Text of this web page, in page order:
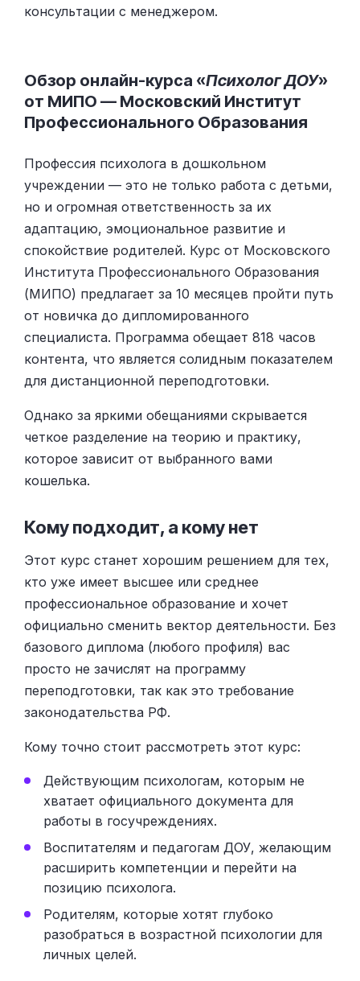
консультации с менеджером.
Обзор онлайн-курса «Психолог ДОУ»
от МИПО — Московский Институт
Профессионального Образования
Профессия психолога в дошкольном
учреждении — это не только работа с детьми,
но и огромная ответственность за их
адаптацию, эмоциональное развитие и
спокойствие родителей. Курс от Московского
Института Профессионального Образования
(МИПО) предлагает за 10 месяцев пройти путь
от новичка до дипломированного
специалиста. Программа обещает 818 часов
контента, что является солидным показателем
для дистанционной переподготовки.
Однако за яркими обещаниями скрывается
четкое разделение на теорию и практику,
которое зависит от выбранного вами
кошелька.
Кому подходит, а кому нет
Этот курс станет хорошим решением для тех,
кто уже имеет высшее или среднее
профессиональное образование и хочет
официально сменить вектор деятельности. Без
базового диплома (любого профиля) вас
просто не зачислят на программу
переподготовки, так как это требование
законодательства РФ.
Кому точно стоит рассмотреть этот курс:
Действующим психологам, которым не
хватает официального документа для
работы в госучреждениях.
Воспитателям и педагогам ДОУ, желающим
расширить компетенции и перейти на
позицию психолога.
Родителям, которые хотят глубоко
разобраться в возрастной психологии для
личных целей.